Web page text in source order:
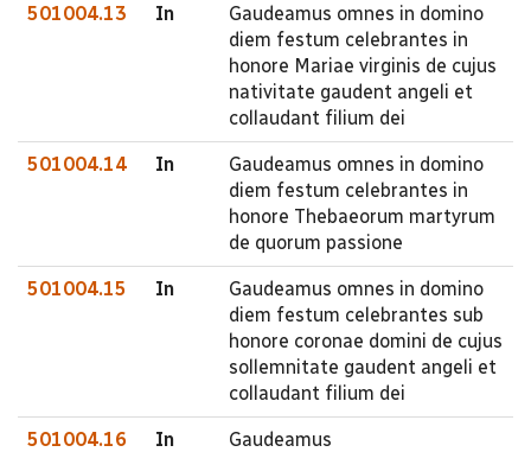
501004.13 In
Gaudeamus omnes in domino
diem festum celebrantes in
honore Mariae virginis de cujus
nativitate gaudent angeli et
collaudant filium dei
501004.14 In
Gaudeamus omnes in domino
diem festum celebrantes in
honore Thebaeorum martyrum
de quorum passione
501004.15 In
Gaudeamus omnes in domino
diem festum celebrantes sub
honore coronae domini de cujus
sollemnitate gaudent angeli et
collaudant filium dei
501004.16 In Gaudeamus